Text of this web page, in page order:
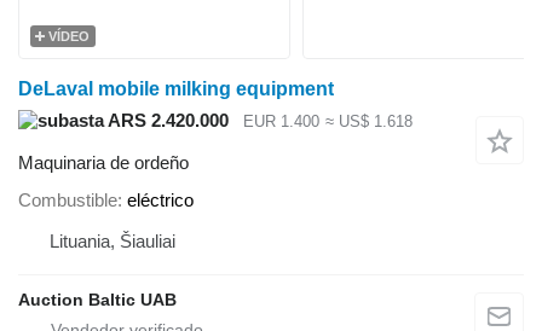
VÍDEO
DeLaval mobile milking equipment
ARS 2.420.000
EUR 1.400 ≈ US$ 1.618
Maquinaria de ordeño
Combustible eléctrico
Lituania, Šiauliai
Auction Baltic UAB